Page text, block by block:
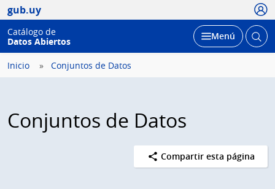
gub.uy
Catálogo de
Datos Abiertos
Desplegar
Menú Abrir
Inicio Conjuntos de Datos
Conjuntos de Datos
Compartir esta página